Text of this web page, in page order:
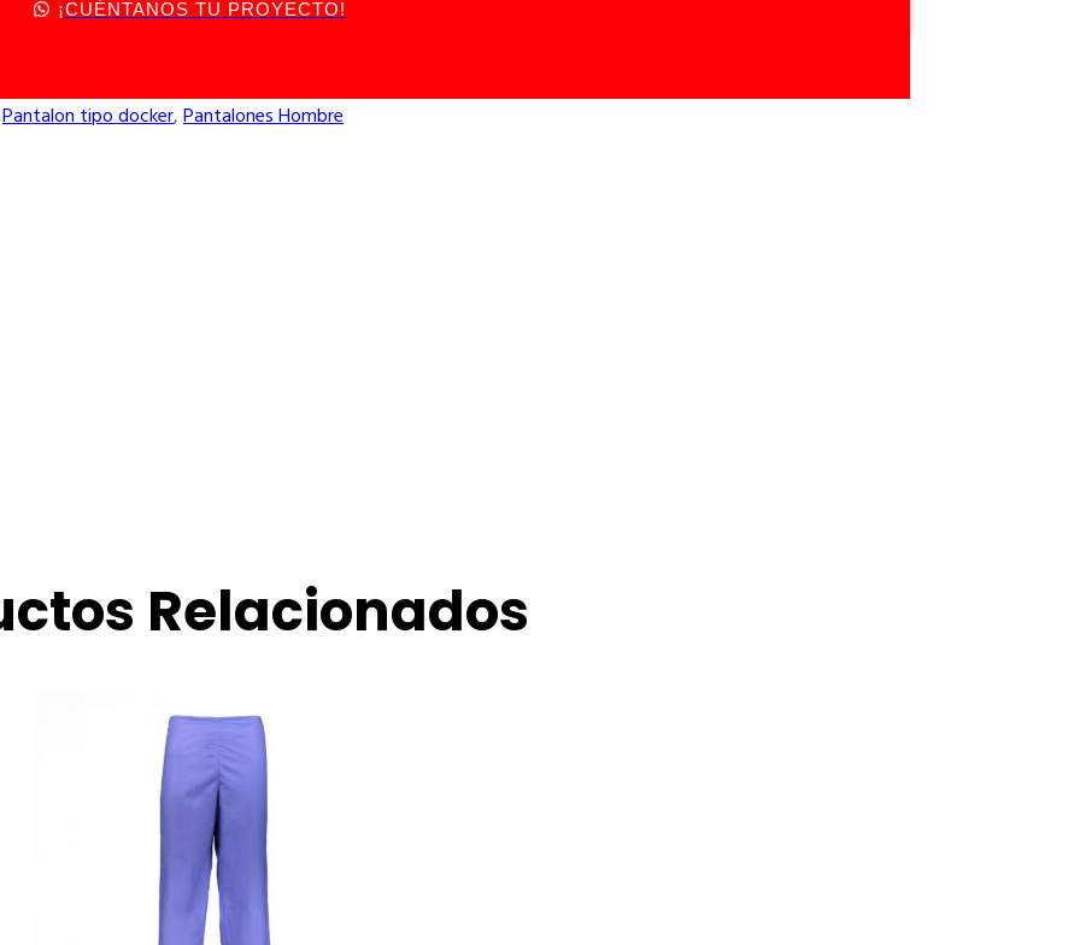
¡CUÉNTANOS TU PROYECTO!
Pantalon tipo docker,Pantalones Hombre
Relacionados